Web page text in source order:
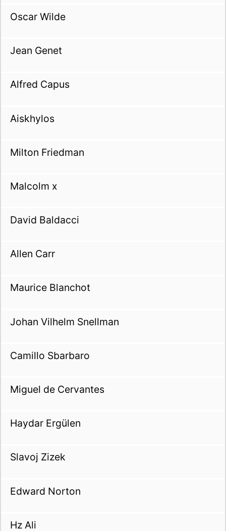
Oscar Wilde
Jean Genet
Alfred Capus
Aiskhylos
Milton Friedman
Malcolm x
David Baldacci
Allen Carr
Maurice Blanchot
Johan Vilhelm Snellman
Camillo Sbarbaro
Miguel de Cervantes
Haydar Ergülen
Slavoj Zizek
Edward Norton
Hz Ali